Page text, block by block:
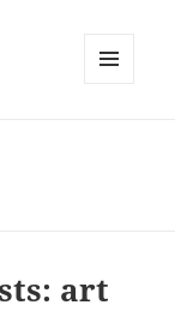
art